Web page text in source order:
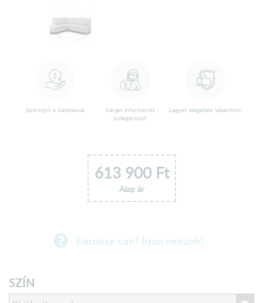
Spóroljon a kiadásaival
Kérjen információt
kollegánktól!
Legyen elégedett Vásárlónk!
613 900Ft
Alap ár
Kérdése van? Írjon nekünk!
SZÍN